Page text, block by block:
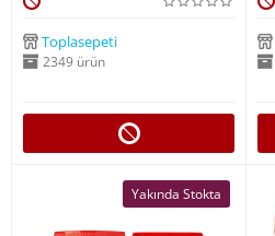
Toplasepeti
2349 ürün
Yakında Stokta